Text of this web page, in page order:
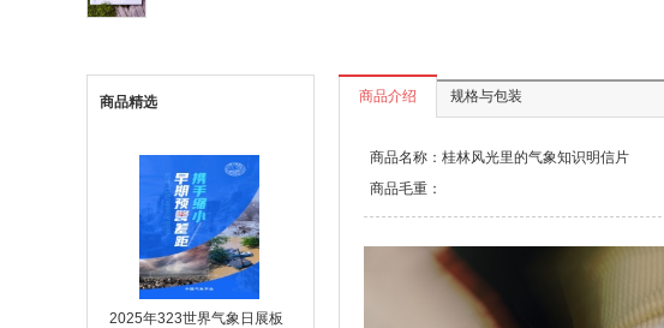
商品精选
2025年323世界气象日展板
商品介绍 规格与包装
商品名称：桂林风光里的气象知识明信片
商品毛重：